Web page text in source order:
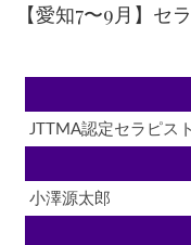
【愛知7〜9月】
JTTMA認定セラピス
小澤源太郎